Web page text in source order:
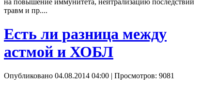
травм и пр....
Есть ли разница между
астмой и ХОБЛ
Опубликовано 04.08.2014 04:00 | Просмотров: 9081